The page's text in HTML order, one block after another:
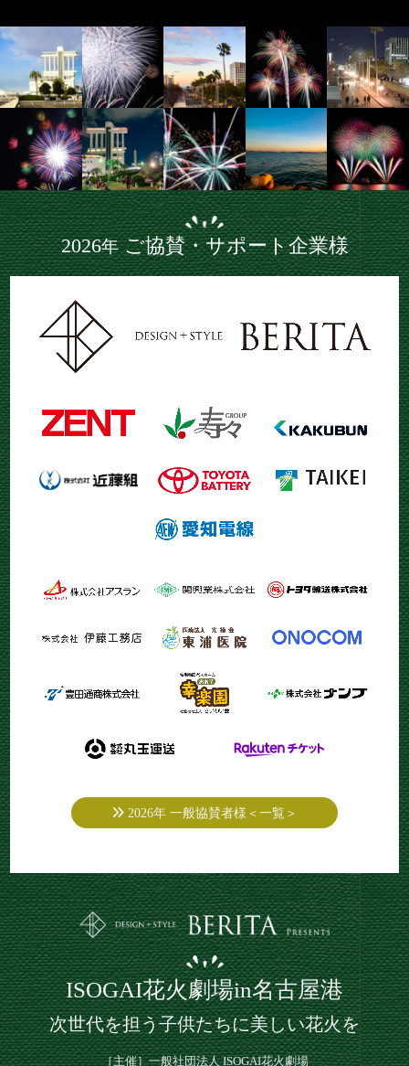
2026年ご協賛・サポート企業様
2026年 一般協賛者様＜一覧＞
ISOGAI花火劇場in名古屋港
次世代を担う子供たちに美しい花火を
［主催］一般社団法人 ISOGAI花火劇場